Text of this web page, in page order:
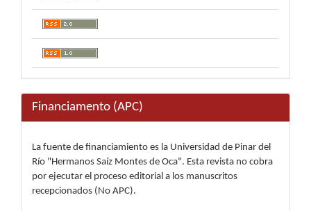
Financiamento (APC)
La fuente de financiamiento es la Universidad de Pinar del
Río "Hermanos Saíz Montes de Oca". Esta revista no cobra
por ejecutar el proceso editorial a los manuscritos
recepcionados (No APC).